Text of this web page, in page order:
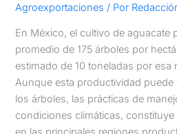
Agroexportaciones / Por
En México, el cultivo de aguacate
promedio de 175 árboles por
estimado de 10 toneladas por esa
Aunque esta productividad puede
los árboles, las prácticas de
condiciones climáticas,